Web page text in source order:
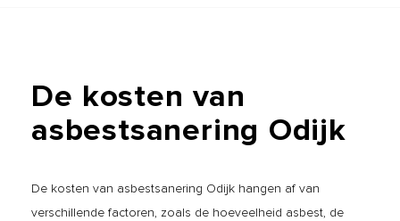
De kosten van
asbestsanering Odijk
De kosten van asbestsanering Odijk hangen af van
verschillende factoren, zoals de hoeveelheid asbest, de